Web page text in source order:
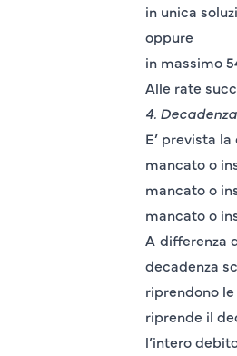
in unica
oppure
in massimo
Alle rate
4.
E’ prevista
mancato o
mancato o
mancato o
A differenza
decadenza
riprendono
riprende il
l’intero